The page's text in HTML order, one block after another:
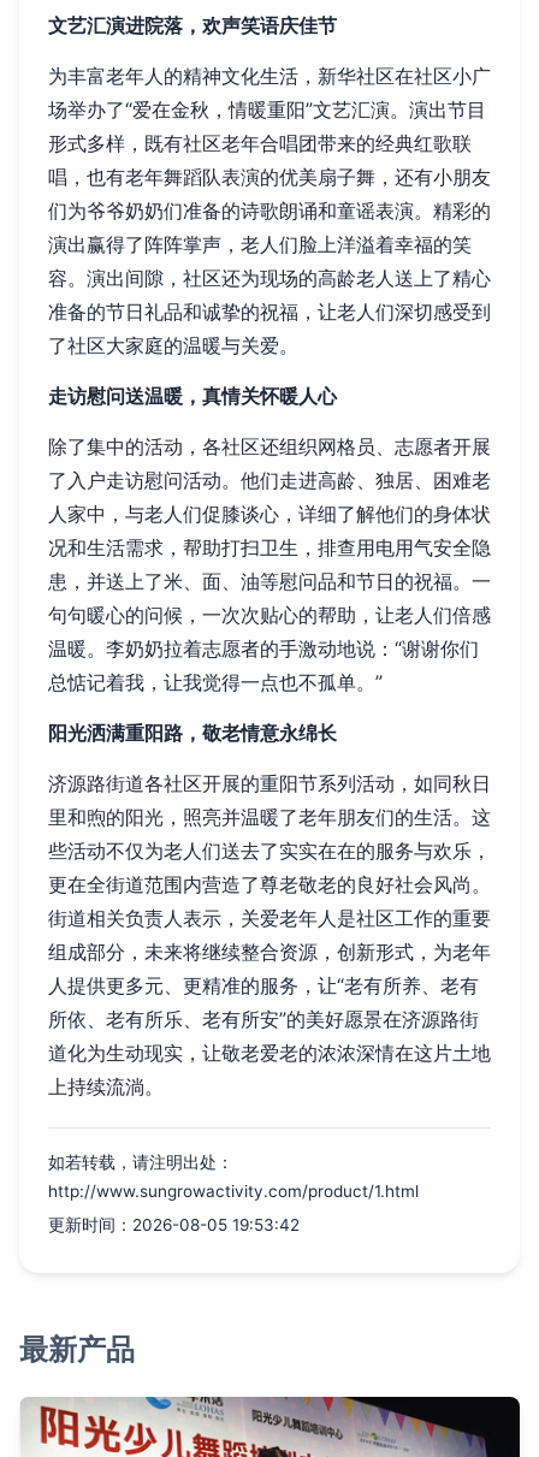
文艺汇演进院落，欢声笑语庆佳节
为丰富老年人的精神文化生活，新华社区在社区小广
场举办了“爱在金秋，情暖重阳”文艺汇演。演出节目
形式多样，既有社区老年合唱团带来的经典红歌联
唱，也有老年舞蹈队表演的优美扇子舞，还有小朋友
们为爷爷奶奶们准备的诗歌朗诵和童谣表演。精彩的
演出赢得了阵阵掌声，老人们脸上洋溢着幸福的笑
容。演出间隙，社区还为现场的高龄老人送上了精心
准备的节日礼品和诚挚的祝福，让老人们深切感受到
了社区大家庭的温暖与关爱。
走访慰问送温暖，真情关怀暖人心
除了集中的活动，各社区还组织网格员、志愿者开展
了入户走访慰问活动。他们走进高龄、独居、困难老
人家中，与老人们促膝谈心，详细了解他们的身体状
况和生活需求，帮助打扫卫生，排查用电用气安全隐
患，并送上了米、面、油等慰问品和节日的祝福。一
句句暖心的问候，一次次贴心的帮助，让老人们倍感
温暖。李奶奶拉着志愿者的手激动地说：“谢谢你们
总惦记着我，让我觉得一点也不孤单。”
阳光洒满重阳路，敬老情意永绵长
济源路街道各社区开展的重阳节系列活动，如同秋日
里和煦的阳光，照亮并温暖了老年朋友们的生活。这
些活动不仅为老人们送去了实实在在的服务与欢乐，
更在全街道范围内营造了尊老敬老的良好社会风尚。
街道相关负责人表示，关爱老年人是社区工作的重要
组成部分，未来将继续整合资源，创新形式，为老年
人提供更多元、更精准的服务，让“老有所养、老有
所依、老有所乐、老有所安”的美好愿景在济源路街
道化为生动现实，让敬老爱老的浓浓深情在这片土地
上持续流淌。
如若转载，请注明出处：
http://www.sungrowactivity.com/product/1.html
更新时间：2026-08-05 19:53:42
最新产品